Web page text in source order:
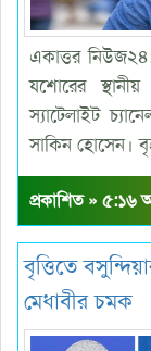
একাত্তর
যশোরের
স্যাটেলাইট
সাকিন হোসেন।
প্রকাশিত » ৫:১৬
বৃত্তিতে
মেধাবীর চমক